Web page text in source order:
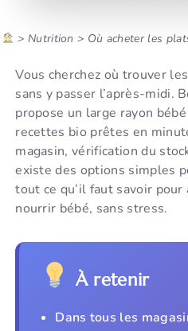
> Nutrition > Où acheter les
Vous cherchez où trouver
sans y passer l’après-midi.
propose un large rayon
recettes bio prêtes en
magasin, vérification du
existe des options simples
tout ce qu’il faut savoir
nourrir bébé, sans stress.
À retenir
Dans tous les